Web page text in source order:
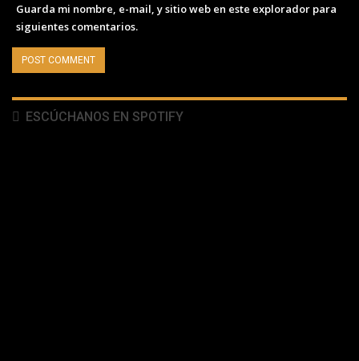
Guarda mi nombre, e-mail, y sitio web en este explorador para
siguientes comentarios.
ESCÚCHANOS EN SPOTIFY